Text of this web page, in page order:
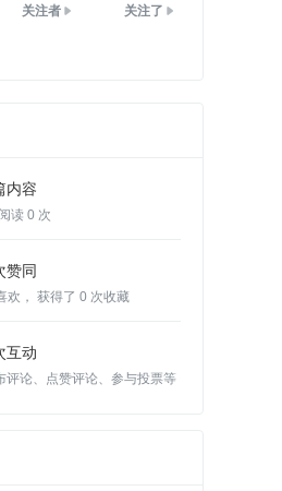
关注者 关注了
内容
读 0 次
赞同
欢， 获得了 0 次收藏
互动
评论、点赞评论、参与投票等